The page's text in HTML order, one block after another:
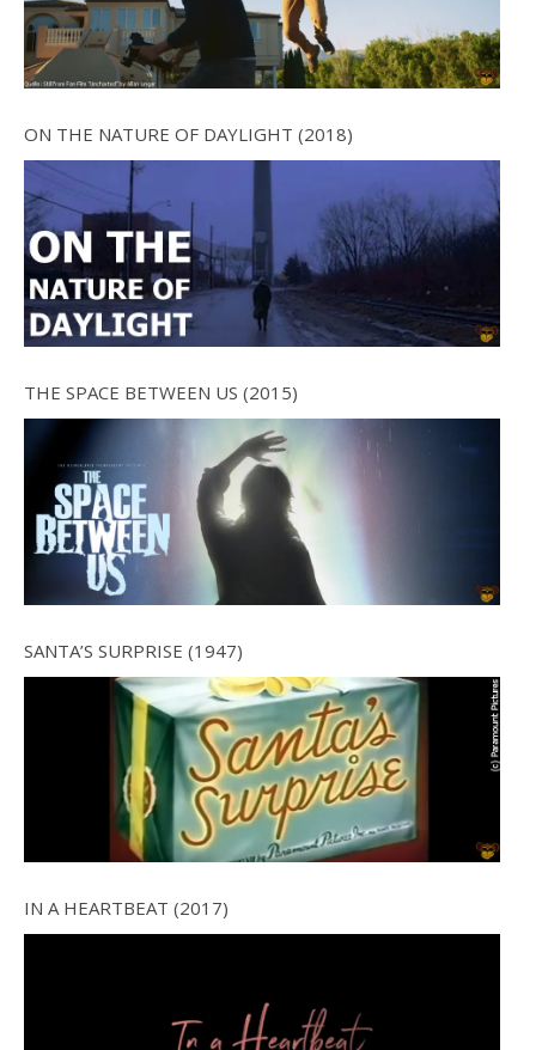
ON THE NATURE OF DAYLIGHT (2018)
THE SPACE BETWEEN US (2015)
SANTA’S SURPRISE (1947)
IN A HEARTBEAT (2017)